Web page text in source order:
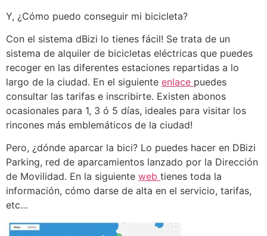
Y, ¿Cómo puedo conseguir mi bicicleta?
Con el sistema dBizi lo tienes fácil! Se trata de un
sistema de alquiler de bicicletas eléctricas que puedes
recoger en las diferentes estaciones repartidas a lo
largo de la ciudad. En el siguiente enlace puedes
consultar las tarifas e inscribirte. Existen abonos
ocasionales para 1, 3 ó 5 días, ideales para visitar los
rincones más emblemáticos de la ciudad!
Pero, ¿dónde aparcar la bici? Lo puedes hacer en DBizi
Parking, red de aparcamientos lanzado por la Dirección
de Movilidad. En la siguiente web tienes toda la
información, cómo darse de alta en el servicio, tarifas,
etc…